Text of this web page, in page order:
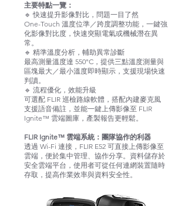
主要特點一覽：
🔹 快速提升影像對比，問題一目了然
One-Touch 溫度位準／跨度調整功能，一鍵強
化影像對比度，快速突顯電氣或機械潛在異
常。
🔹 精準溫度分析，輔助異常診斷
最高測量溫度達 550°C，提供三點溫度測量與
區塊最大／最小溫度即時顯示，支援現場快速
判讀。
🔹 流程優化，效能升級
可選配 FLIR 巡檢路線軟體，搭配內建麥克風
支援語音備註，並能一鍵上傳影像至 FLIR
Ignite™ 雲端圖庫，產製報告更輕鬆。
FLIR Ignite™ 雲端系統：團隊協作的利器
透過 Wi-Fi 連接，FLIR E52 可直接上傳影像至
雲端，便於集中管理、協作分享。資料儲存於
安全雲端平台，使用者可從任何連網裝置隨時
存取，提高作業效率與資料安全性。